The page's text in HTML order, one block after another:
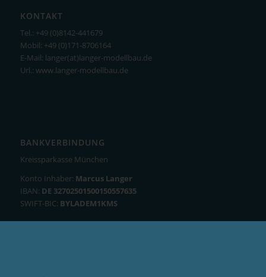
KONTAKT
Tel.: +49 (0)8142-441679
Mobil: +49 (0)171-8706164
E-Mail: langer(at)langer-modellbau.de
Url.: www.langer-modellbau.de
BANKVERBINDUNG
Kreissparkasse München
Konto Inhaber: Marcus Langer
IBAN: DE 32702501500150557635
SWIFT-BIC: BYLADEM1KMS